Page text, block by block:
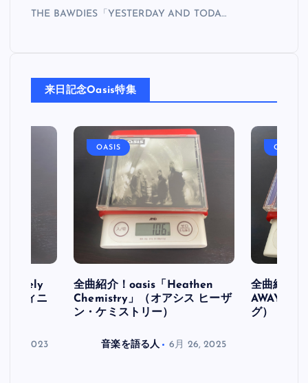
THE BAWDIES「YESTERDAY AND TODA…
来日記念Oasis特集
フィニ
30, 2023
OASIS
全曲紹介！oasis「Heathen
Chemistry」（オアシス ヒーザ
ン・ケミストリー）
音楽を語る人 6月 26, 2025
OASIS
全曲紹介
AWAY」
グ）